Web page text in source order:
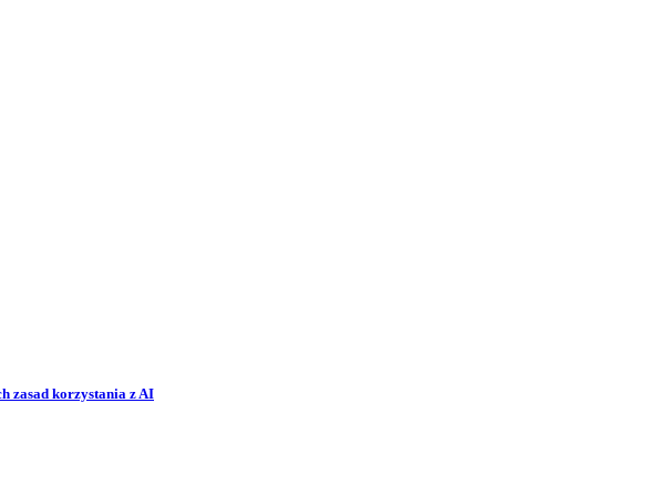
zasad korzystania z AI